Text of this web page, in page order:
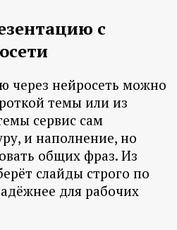
с
через нейросеть можно
темы или из
сервис сам
и наполнение, но
общих фраз. Из
слайды строго по
для рабочих